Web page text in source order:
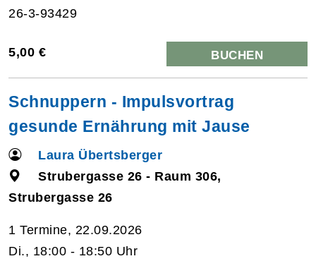
26-3-93429
5,00 € BUCHEN
Schnuppern - Impulsvortrag
gesunde Ernährung mit Jause
Laura Übertsberger
Strubergasse 26 - Raum 306,
Strubergasse 26
1 Termine, 22.09.2026
Di., 18:00 - 18:50 Uhr